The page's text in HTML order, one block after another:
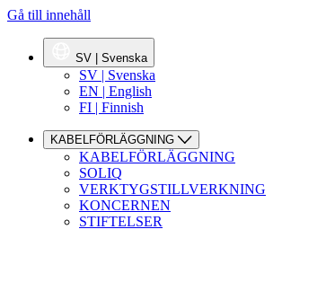
Gå till innehåll
SV | Svenska
SV | Svenska
EN | English
FI | Finnish
KABELFÖRLÄGGNING
KABELFÖRLÄGGNING
SOLIQ
VERKTYGSTILLVERKNING
KONCERNEN
STIFTELSER